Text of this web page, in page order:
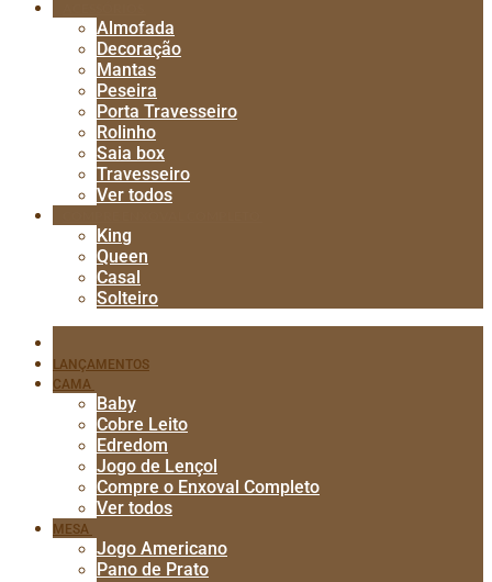
Almofada
Decoração
Mantas
Peseira
Porta Travesseiro
Rolinho
Saia box
Travesseiro
Ver todos
King
Queen
Casal
Solteiro
LANÇAMENTOS
CAMA
Baby
Cobre Leito
Edredom
Jogo de Lençol
Compre o Enxoval Completo
Ver todos
MESA
Jogo Americano
Pano de Prato